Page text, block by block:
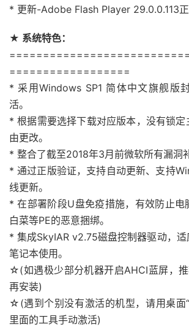
* 更新-Adobe Flash Player 29.0.0.113正
★ 系统特色：
==================
* 采用Windows SP1 简体中文旗舰版
活。
* 根据需要选择下载对应版本，没有锁定
由更改。
* 整合了截至2018年3月前微软所有漏洞
* 通过正版验证，支持自动更新、支持
线更新。
* 在部署阶段U盘免疫措施，有效防止电
白菜等PE的恶意捆绑。
* 集成SkyIAR v2.75磁盘控制器驱动，适
笔记本使用。
☆(如遇极少部分机器开启AHCI蓝屏，
再安装)
☆(遇到个别没有激活的机型，请用桌面
里面的工具手动激活)